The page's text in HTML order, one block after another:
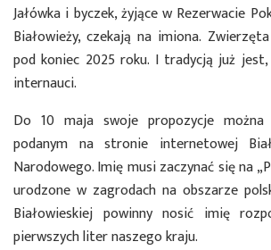
Jałówka i byczek, żyjące w Rezerwacie
Białowieży, czekają na imiona.
pod koniec 2025 roku. I tradycją już
internauci.
Do 10 maja swoje propozycje
podanym na stronie internetowej
Narodowego. Imię musi zaczynać się na
urodzone w zagrodach na obszarze
Białowieskiej powinny nosić imię
pierwszych liter naszego kraju.